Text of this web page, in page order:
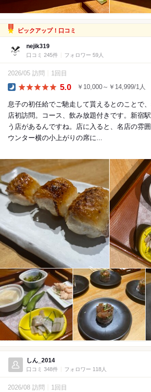
ピックアップ！口コミ
nejik319
口コミ 245件 フォロワー 59人
2026/05 訪問 1回目
5.0 ￥10,000～￥14,999/1人
息子の初任給でご馳走して貰えるとのことで
店初訪問。コース、飲み放題付きです。新宿
う店があるんですね。店に入ると、名店の雰
ウンター横の小上がりの席に...
しん_2014
口コミ 348件 フォロワー 118人
2026/08 訪問 1回目